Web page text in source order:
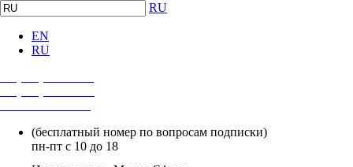
RU
EN
RU
(бесплатный номер по вопросам подписки)
пн-пт с 10 до 18